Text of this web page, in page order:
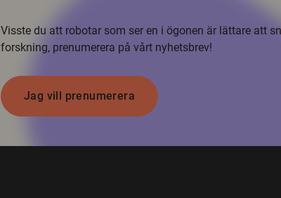
Visste du att robotar som ser en i ögonen är lättare att
forskning, prenumerera på vårt nyhetsbrev!
Jag vill prenumerera